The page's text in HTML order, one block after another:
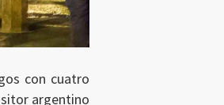
con cuatro
argentino